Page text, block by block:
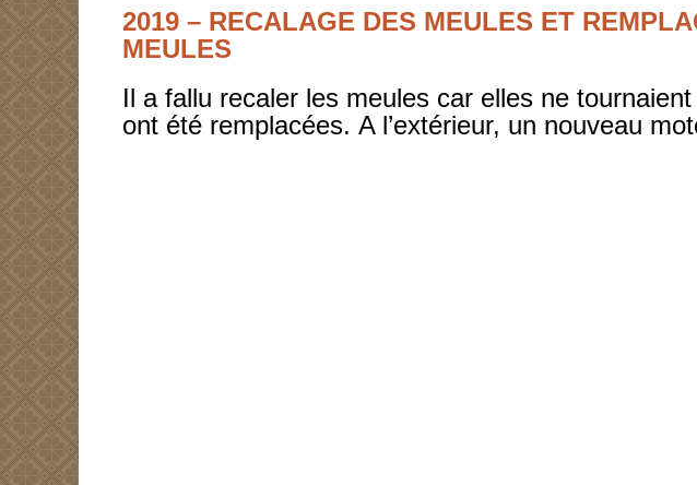
2019 – RECALAGE DES MEULES ET
MEULES
Il a fallu recaler les meules car elles ne
ont été remplacées. A l’extérieur, un nouveau